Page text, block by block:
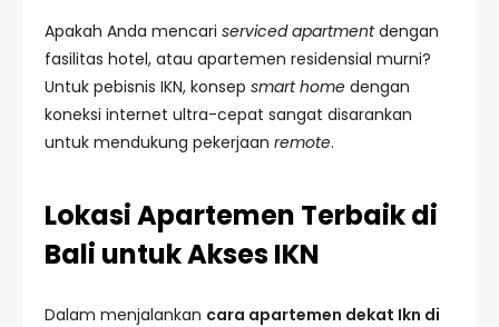
Apakah Anda mencari serviced apartmentdengan
fasilitas hotel, atau apartemen residensial murni?
Untuk pebisnis IKN, konsep smart home dengan
koneksi internet ultra-cepat sangat disarankan
untuk mendukung pekerjaan remote.
Lokasi Apartemen Terbaik di
Bali untuk Akses IKN
Dalam menjalankan cara apartemen dekat Ikn di